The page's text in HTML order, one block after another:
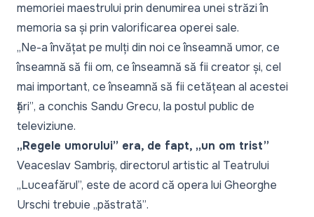
memoriei maestrului prin denumirea unei străzi în
memoria sa și prin valorificarea operei sale.
„Ne-a învățat pe mulți din noi ce înseamnă umor, ce
înseamnă să fii om, ce înseamnă să fii creator și, cel
mai important, ce înseamnă să fii cetățean al acestei
țări”, a conchis Sandu Grecu, la postul public de
televiziune.
„Regele umorului” era, de fapt, „un om trist”
Veaceslav Sambriș, directorul artistic al Teatrului
„Luceafărul”, este de acord că opera lui Gheorghe
Urschi trebuie „păstrată”.